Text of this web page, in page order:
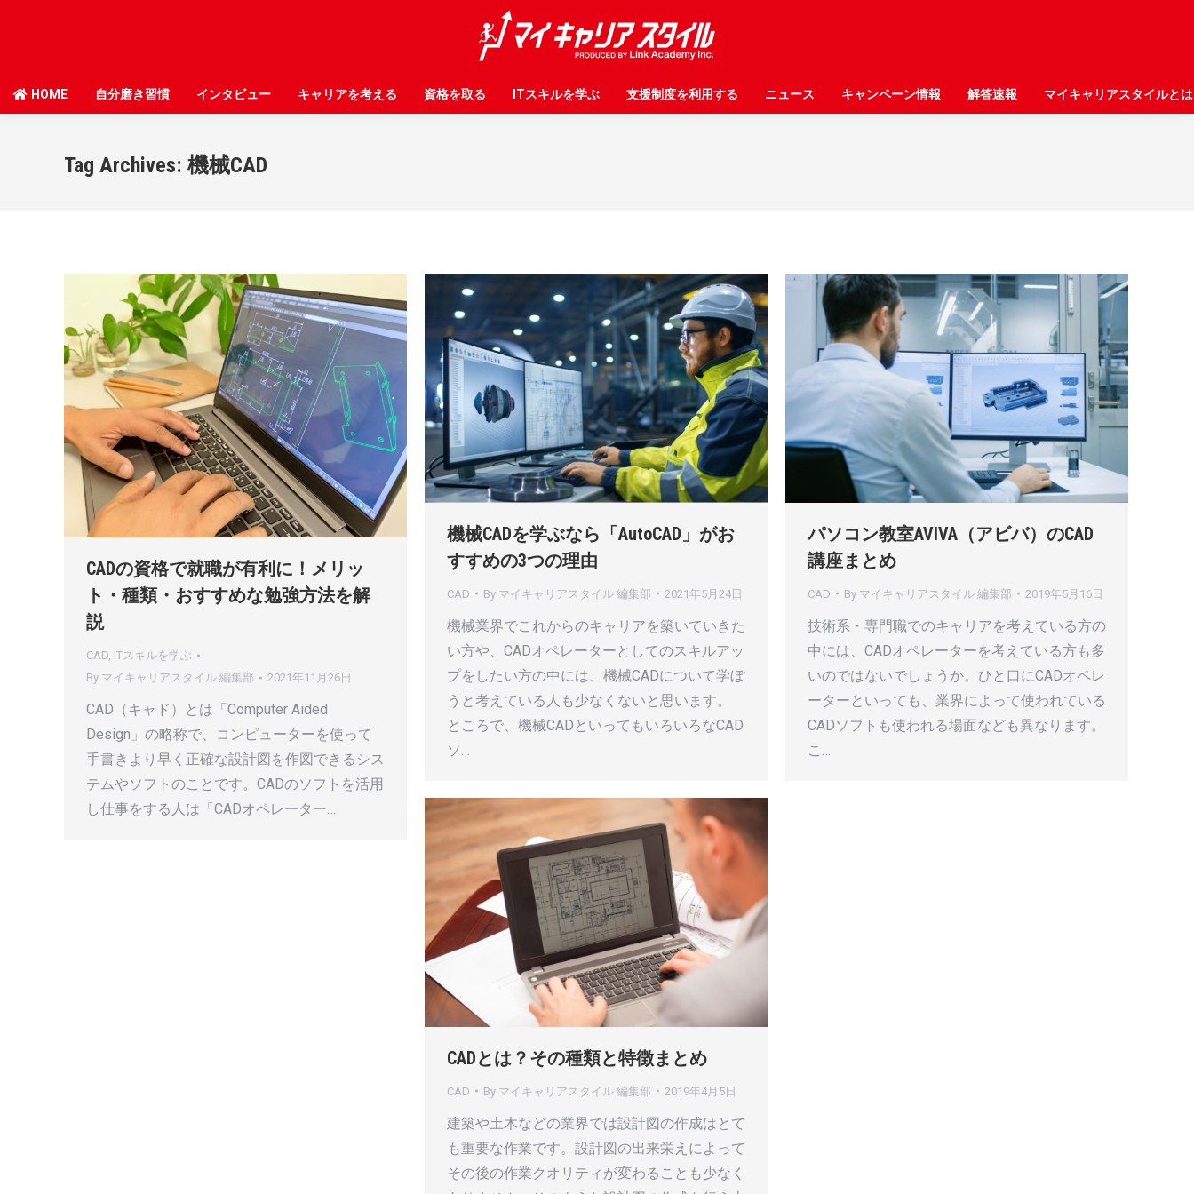
HOME 自分磨き習慣 インタビュー キャリアを考える 資格を取る ITスキルを学ぶ 支援制度を利用する ニュース キャンペーン情報 解答速報 マイキャリアスタイルとは
Tag Archives: 機械CAD
CADの資格で就職が有利に！メリッ
ト・種類・おすすめな勉強方法を解
説
CAD, ITスキルを学ぶ
By マイキャリアスタイル 編集部 2021年11月26日
CAD（キャド）とは「Computer Aided
Design」の略称で、コンピューターを使って
手書きより早く正確な設計図を作図できるシス
テムやソフトのことです。CADのソフトを活用
し仕事をする人は「CADオペレーター…
機械CADを学ぶなら「AutoCAD」がお
すすめの3つの理由
CAD By マイキャリアスタイル 編集部 2021年5月24日
機械業界でこれからのキャリアを築いていきた
い方や、CADオペレーターとしてのスキルアッ
プをしたい方の中には、機械CADについて学ぼ
うと考えている人も少なくないと思います。
ところで、機械CADといってもいろいろなCAD
ソ…
パソコン教室AVIVA（アビバ）のCAD
講座まとめ
CAD By マイキャリアスタイル 編集部 2019年5月16日
技術系・専門職でのキャリアを考えている方の
中には、CADオペレーターを考えている方も多
いのではないでしょうか。ひと口にCADオペレ
ーターといっても、業界によって使われている
CADソフトも使われる場面なども異なります。
こ…
CADとは？その種類と特徴まとめ
CAD By マイキャリアスタイル 編集部 2019年4月5日
建築や土木などの業界では設計図の作成はとて
も重要な作業です。設計図の出来栄えによって
その後の作業クオリティが変わることも少なく
HOME 自分磨き習慣 インタビュー キャリアを考える 資格を取る ITスキルを学ぶ 支援制度を利用する ニュース キャンペーン情報 解答速報 マイキャリアスタイルとは